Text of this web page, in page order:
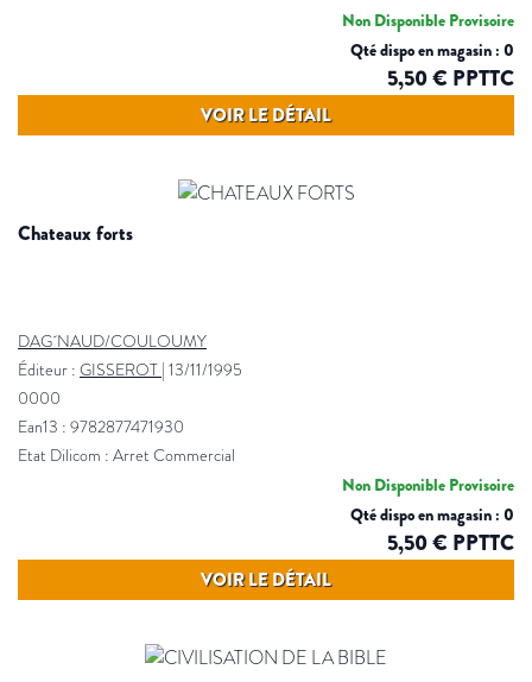
Non Disponible Provisoire
Qté dispo en magasin : 0
5,50 € PPTTC
VOIR LE DÉTAIL
chateaux forts
DAG´NAUD/COULOUMY
Éditeur : GISSEROT | 13/11/1995
0000
Ean13 : 9782877471930
Etat Dilicom : Arret Commercial
Non Disponible Provisoire
Qté dispo en magasin : 0
5,50 € PPTTC
VOIR LE DÉTAIL